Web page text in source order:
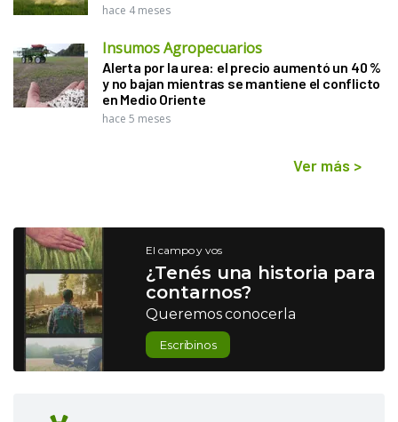
hace 4 meses
Insumos Agropecuarios
Alerta por la urea: el precio aumentó un 40 %
y no bajan mientras se mantiene el conflicto
en Medio Oriente
hace 5 meses
Ver más >
El campo y vos
¿Tenés una historia para
contarnos?
Queremos conocerla
Escribinos